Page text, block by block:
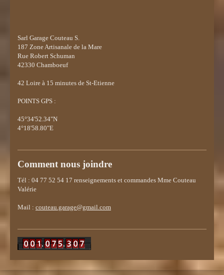
Sarl Garage Couteau S.
187 Zone Artisanale de la Mare
Rue Robert Schuman
42330 Chamboeuf
42 Loire à 15 minutes de St-Etienne
POINTS GPS :
45°34'52.34"N
4°18'58.80"E
Comment nous joindre
Tél : 04 77 52 54 17 renseignements et commandes Mme Couteau
Valérie
Mail : couteau.garage@gmail.com